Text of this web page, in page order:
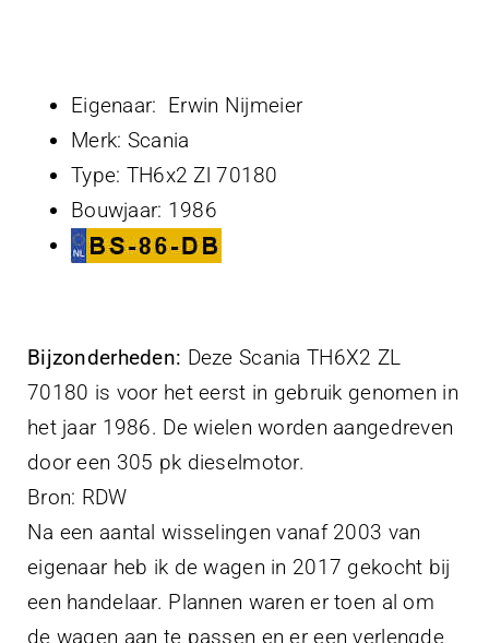
Eigenaar: Erwin Nijmeier
Merk: Scania
Type: TH6x2 Zl 70180
Bouwjaar: 1986
Bijzonderheden: Deze Scania TH6X2 ZL
70180 is voor het eerst in gebruik genomen in
het jaar 1986. De wielen worden aangedreven
door een 305 pk dieselmotor.
Bron: RDW
Na een aantal wisselingen vanaf 2003 van
eigenaar heb ik de wagen in 2017 gekocht bij
een handelaar. Plannen waren er toen al om
de wagen aan te passen en er een verlengde